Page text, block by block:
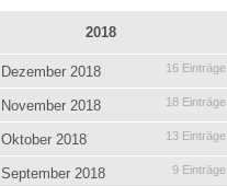
2018
Dezember 2018 16 Einträge
November 2018 18 Einträge
Oktober 2018 13 Einträge
September 2018 9 Einträge